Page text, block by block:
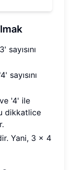
sayısını
'4' ile
dikkatlice
Yani, 3 x 4